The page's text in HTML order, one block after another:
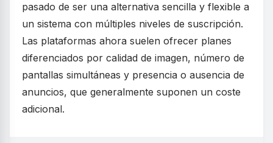
pasado de ser una alternativa sencilla y flexible a
un sistema con múltiples niveles de suscripción.
Las plataformas ahora suelen ofrecer planes
diferenciados por calidad de imagen, número de
pantallas simultáneas y presencia o ausencia de
anuncios, que generalmente suponen un coste
adicional.